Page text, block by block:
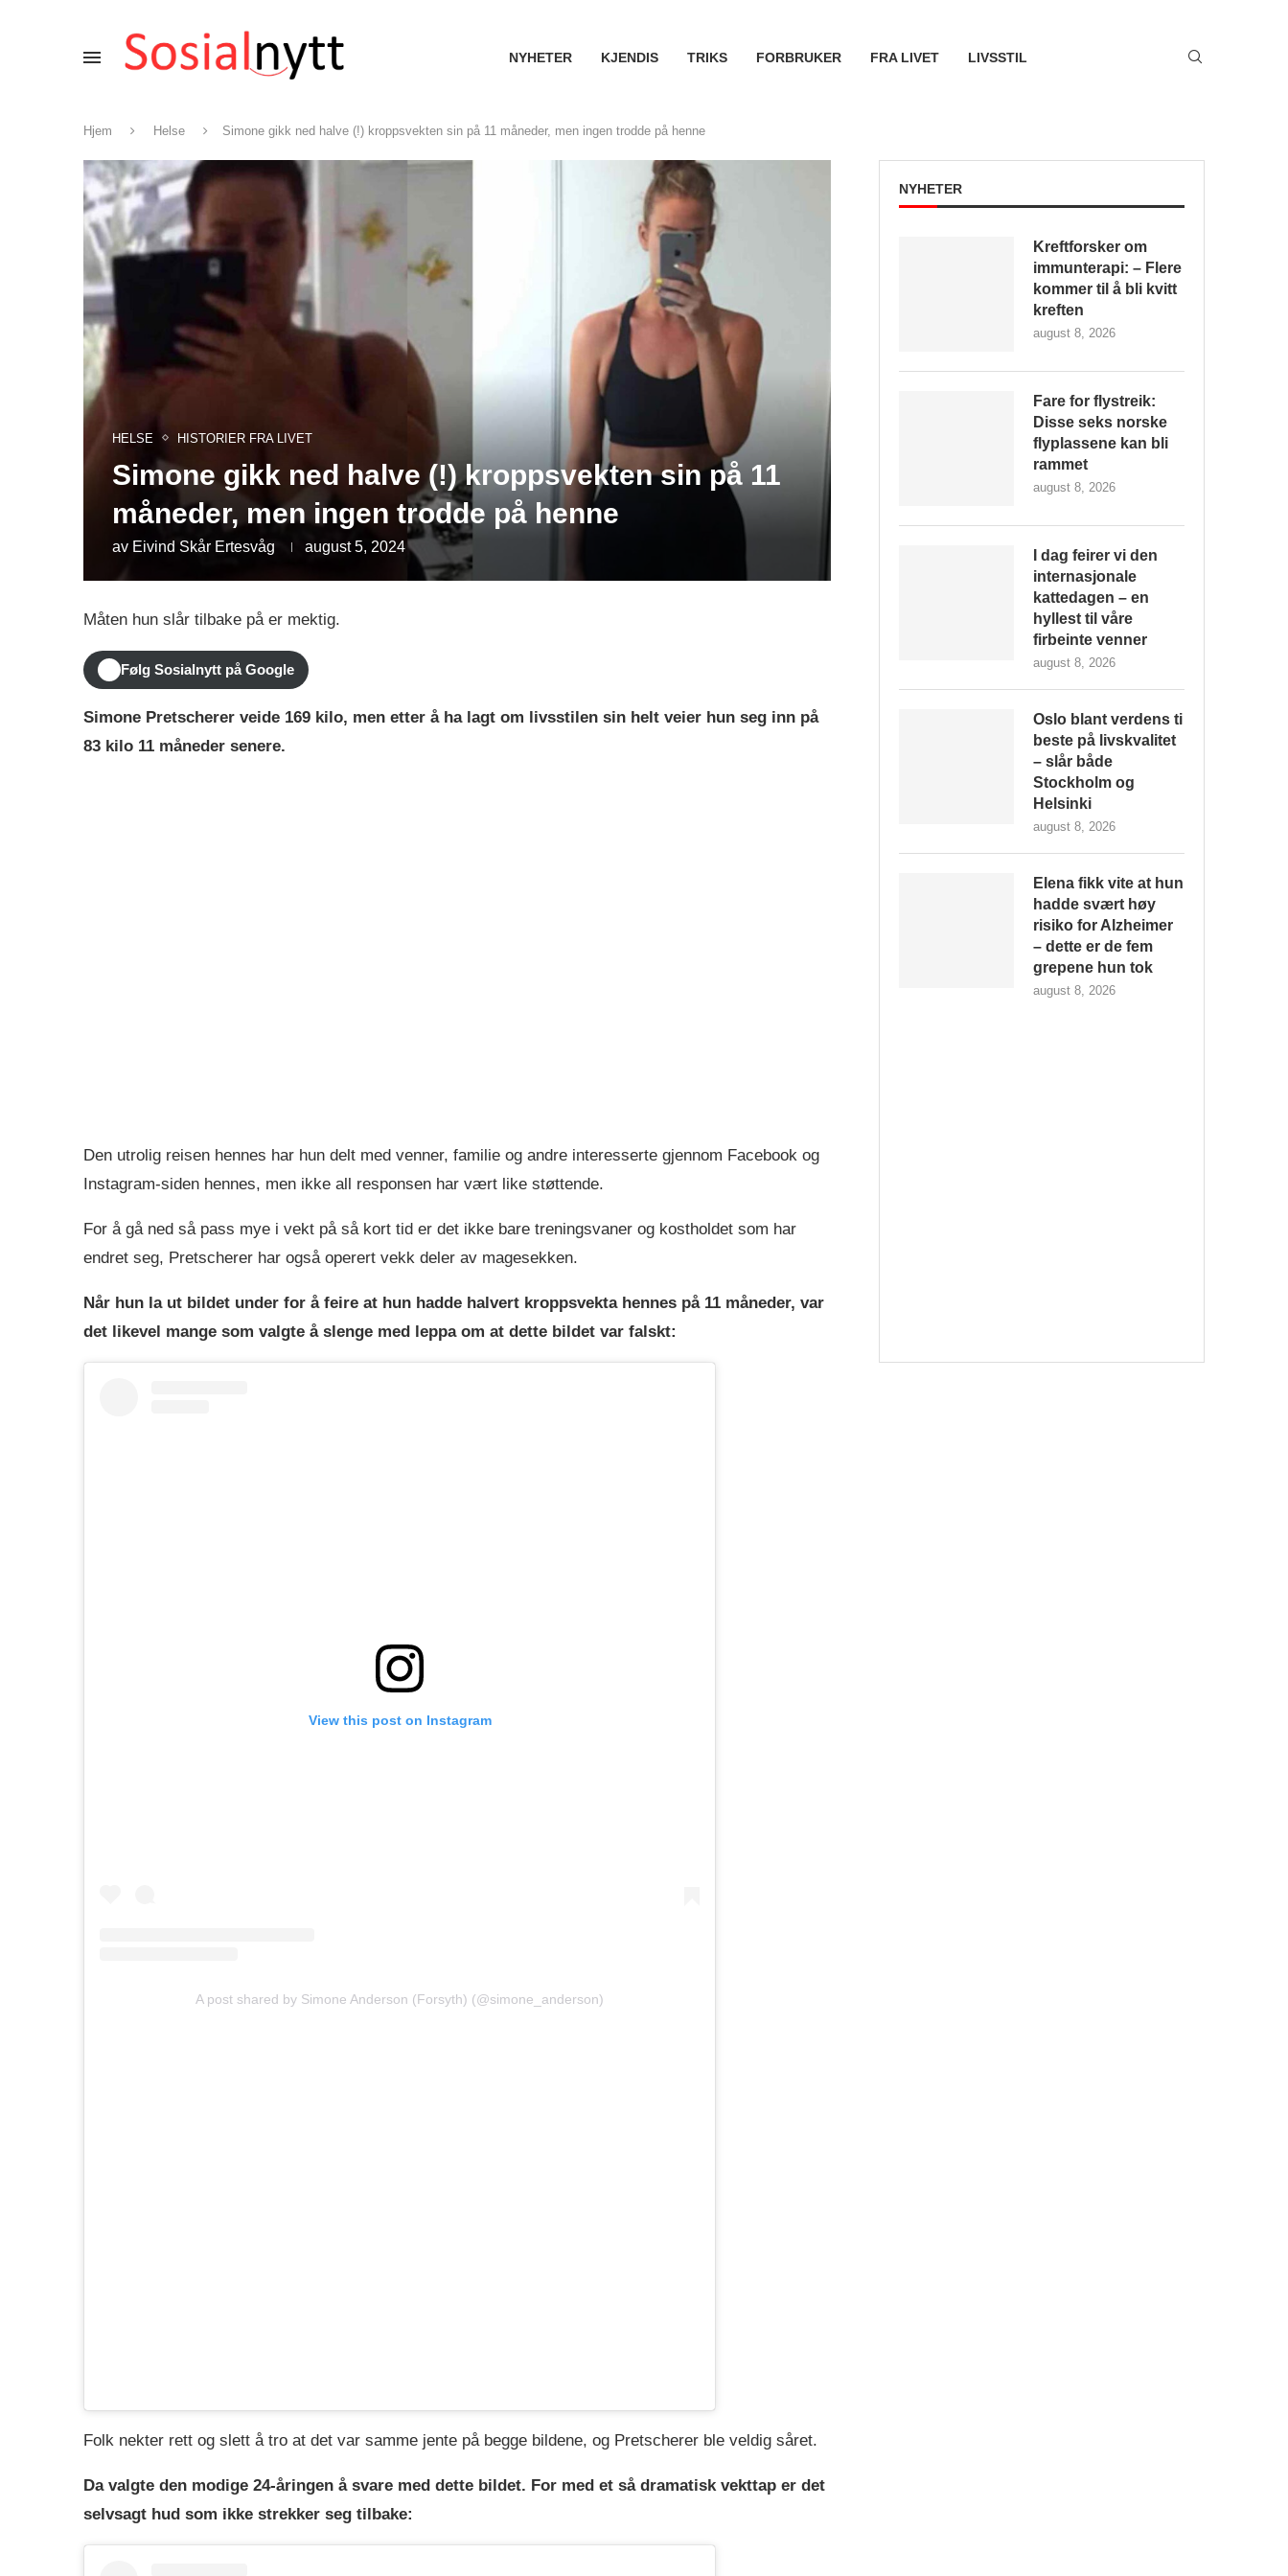
NYHETER KJENDIS TRIKS FORBRUKER FRA LIVET LIVSSTIL
Hjem Helse Simone gikk ned halve (!) kroppsvekten sin på 11 måneder, men ingen trodde på henne
HELSE HISTORIER FRA LIVET
Simone gikk ned halve (!) kroppsvekten sin på 11
måneder, men ingen trodde på henne
av Eivind Skår Ertesvåg august 5, 2024
Måten hun slår tilbake på er mektig.
Følg Sosialnytt på Google
Simone Pretscherer veide 169 kilo, men etter å ha lagt om livsstilen sin helt veier hun seg inn på
83 kilo 11 måneder senere.
Den utrolig reisen hennes har hun delt med venner, familie og andre interesserte gjennom Facebook og
Instagram-siden hennes, men ikke all responsen har vært like støttende.
For å gå ned så pass mye i vekt på så kort tid er det ikke bare treningsvaner og kostholdet som har
endret seg, Pretscherer har også operert vekk deler av magesekken.
Når hun la ut bildet under for å feire at hun hadde halvert kroppsvekta hennes på 11 måneder, var
det likevel mange som valgte å slenge med leppa om at dette bildet var falskt:
View this post on Instagram
A post shared by Simone Anderson (Forsyth) (@simone_anderson)
Folk nekter rett og slett å tro at det var samme jente på begge bildene, og Pretscherer ble veldig såret.
Da valgte den modige 24-åringen å svare med dette bildet. For med et så dramatisk vekttap er det
selvsagt hud som ikke strekker seg tilbake:
NYHETER
Kreftforsker om
immunterapi: – Flere
kommer til å bli kvitt
kreften
august 8, 2026
Fare for flystreik:
Disse seks norske
flyplassene kan bli
rammet
august 8, 2026
I dag feirer vi den
internasjonale
kattedagen – en
hyllest til våre
firbeinte venner
august 8, 2026
Oslo blant verdens ti
beste på livskvalitet
– slår både
Stockholm og
Helsinki
august 8, 2026
Elena fikk vite at hun
hadde svært høy
risiko for Alzheimer
– dette er de fem
grepene hun tok
august 8, 2026